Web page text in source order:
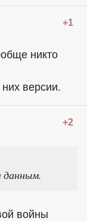
+1
никто
версии.
+2
данным.
войны